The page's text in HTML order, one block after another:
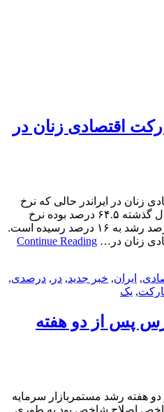
اقتصادی زنان در
در ایراندر حالی که نرخ
مشارکت اقتصادی مردان در سال گذشته ۶۴.۵ درصد بوده نرخ
مشارکت اقتصادی زنان با یک درصد رشد به ۱۶ درصد رسیده است.
زنان در… Continue Reading
, ایران, خبر جدید, در , درصدی,
, یک
پس از دو هفته
رشد مستمربازار سرمایه
اصلاح شاخص بود به طوری